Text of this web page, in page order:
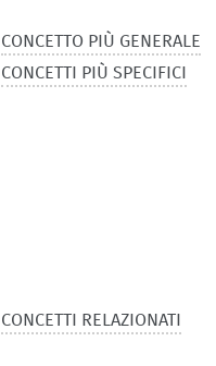
CONCETTO PIÙ GENERALE
CONCETTI PIÙ SPECIFICI
CONCETTI RELAZIONATI